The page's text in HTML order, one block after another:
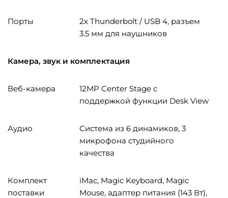
Порты
2x Thunderbolt / USB 4, разъем
3.5 мм для наушников
Камера, звук и комплектация
Веб-камера
12MP Center Stage с
поддержкой функции Desk View
Аудио
Система из 6 динамиков, 3
микрофона студийного
качества
Комплект
поставки
iMac, Magic Keyboard, Magic
Mouse, адаптер питания (143 Вт),